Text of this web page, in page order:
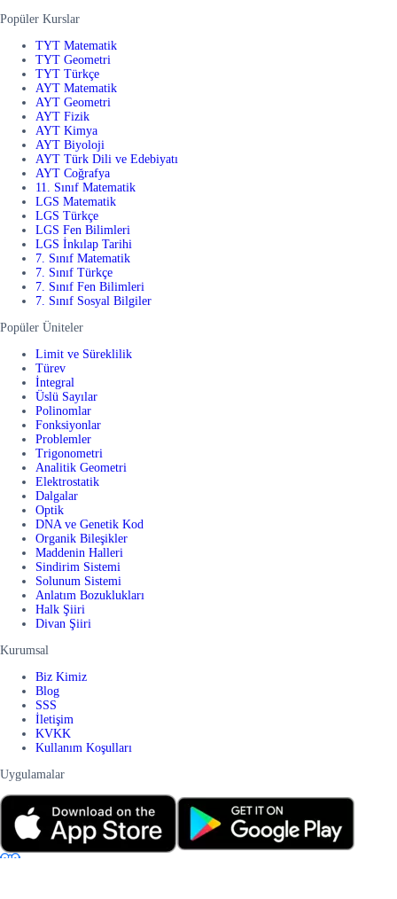
Popüler Kurslar
TYT Matematik
TYT Geometri
TYT Türkçe
AYT Matematik
AYT Geometri
AYT Fizik
AYT Kimya
AYT Biyoloji
AYT Türk Dili ve Edebiyatı
AYT Coğrafya
11. Sınıf Matematik
LGS Matematik
LGS Türkçe
LGS Fen Bilimleri
LGS İnkılap Tarihi
7. Sınıf Matematik
7. Sınıf Türkçe
7. Sınıf Fen Bilimleri
7. Sınıf Sosyal Bilgiler
Popüler Üniteler
Limit ve Süreklilik
Türev
İntegral
Üslü Sayılar
Polinomlar
Fonksiyonlar
Problemler
Trigonometri
Analitik Geometri
Elektrostatik
Dalgalar
Optik
DNA ve Genetik Kod
Organik Bileşikler
Maddenin Halleri
Sindirim Sistemi
Solunum Sistemi
Anlatım Bozuklukları
Halk Şiiri
Divan Şiiri
Kurumsal
Biz Kimiz
Blog
SSS
İletişim
KVKK
Kullanım Koşulları
Uygulamalar